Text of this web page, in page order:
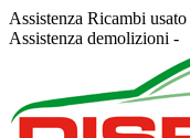
Assistenza Ricambi
Assistenza demolizioni -